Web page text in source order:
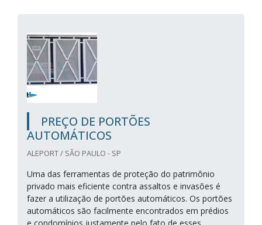
PREÇO DE PORTÕES
AUTOMÁTICOS
ALEPORT / SÃO PAULO - SP
Uma das ferramentas de proteção do patrimônio
privado mais eficiente contra assaltos e invasões é
fazer a utilização de portões automáticos. Os portões
automáticos são facilmente encontrados em prédios